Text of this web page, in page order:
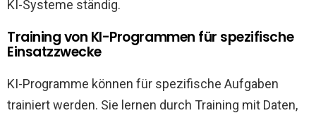
KI-Systeme ständig.
Training von KI-Programmen für spezifische
Einsatzzwecke
KI-Programme können für spezifische Aufgaben
trainiert werden. Sie lernen durch Training mit Daten,